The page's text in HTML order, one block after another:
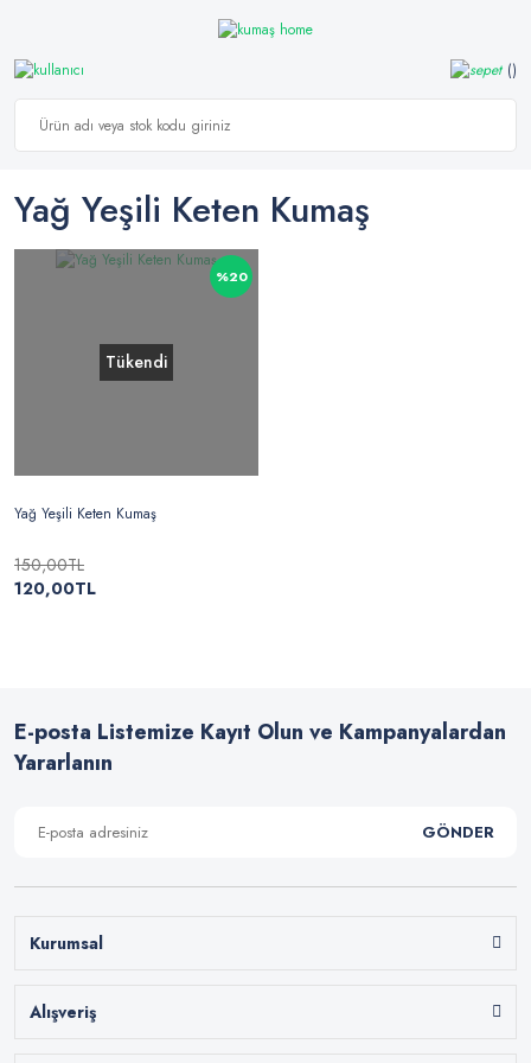
Yağ Yeşili Keten Kumaş
%20
Tükendi
Yağ Yeşili Keten Kumaş
150,00TL
120,00TL
E-posta Listemize Kayıt Olun ve Kampanyalardan
Yararlanın
GÖNDER
Kurumsal
Alışveriş